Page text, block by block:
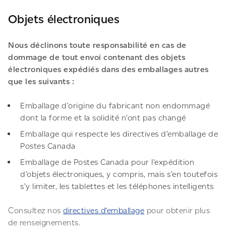
Objets électroniques
Nous déclinons toute responsabilité en cas de
dommage de tout envoi contenant des objets
électroniques expédiés dans des emballages autres
que les suivants :
Emballage d’origine du fabricant non endommagé
dont la forme et la solidité n’ont pas changé
Emballage qui respecte les directives d’emballage de
Postes Canada
Emballage de Postes Canada pour l’expédition
d’objets électroniques, y compris, mais s’en toutefois
s’y limiter, les tablettes et les téléphones intelligents
Consultez nos directives d’emballage pour obtenir plus
de renseignements.